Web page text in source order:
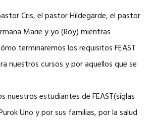
Cris, el pastor Hildegarde, el pastor
Marie y yo (Roy) mientras
terminaremos los requisitos FEAST
nuestros cursos y por aquellos que se
nuestros estudiantes de FEAST(siglas
Uno y por sus familias, por la salud